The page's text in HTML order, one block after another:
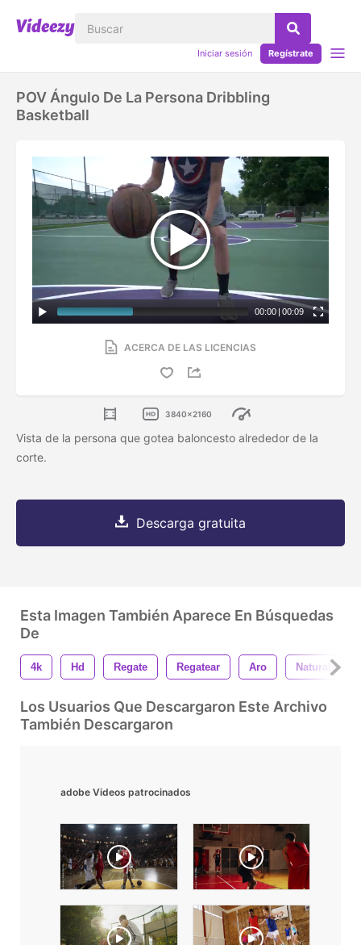
Iniciar sesión Regístrate
POV Ángulo De La Persona Dribbling
Basketball
00:00 | 00:09
ACERCA DE LAS LICENCIAS
3840x2160
Vista de la persona que gotea baloncesto alrededor de la
corte.
Descarga gratuita
Esta Imagen También Aparece En Búsquedas
De
4k Hd Regate Regatear Aro Naturaleza
Los Usuarios Que Descargaron Este Archivo
También Descargaron
adobe Videos patrocinados